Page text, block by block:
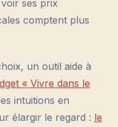
ses prix
comptent plus
un outil aide à
« Vivre dans le
intuitions en
élargir le regard : le